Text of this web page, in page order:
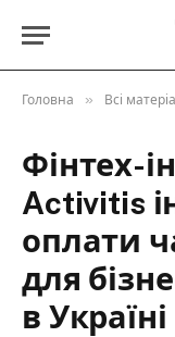
Головна » Всі
Фінтех-
Activitis
оплати
для
в Україні